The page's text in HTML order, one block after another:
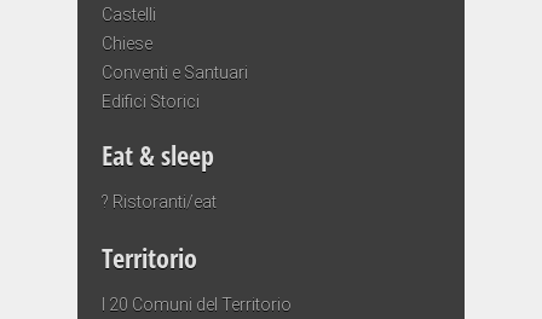
Castelli
Chiese
Conventi e Santuari
Edifici Storici
Eat & sleep
? Ristoranti/eat
Territorio
I 20 Comuni del Territorio